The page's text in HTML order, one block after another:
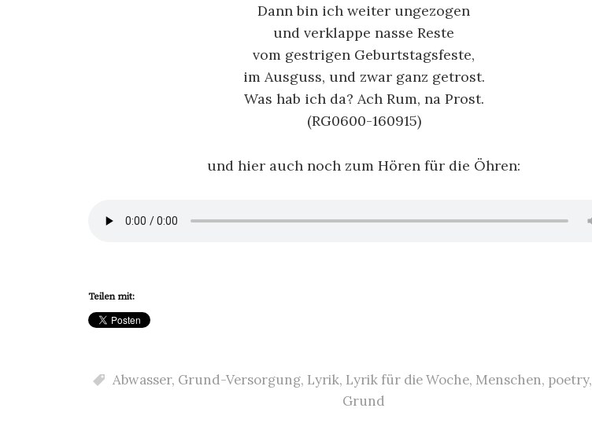
Dann bin ich weiter ungezogen
und verklappe nasse Reste
vom gestrigen Geburtstagsfeste,
im Ausguss, und zwar ganz getrost.
Was hab ich da? Ach Rum, na Prost.
(RG0600-160915)
und hier auch noch zum Hören für die Öhren:
Teilen mit:
Abwasser, Grund-Versorgung, Lyrik, Lyrik für die Woche, Menschen, poetry,
Grund